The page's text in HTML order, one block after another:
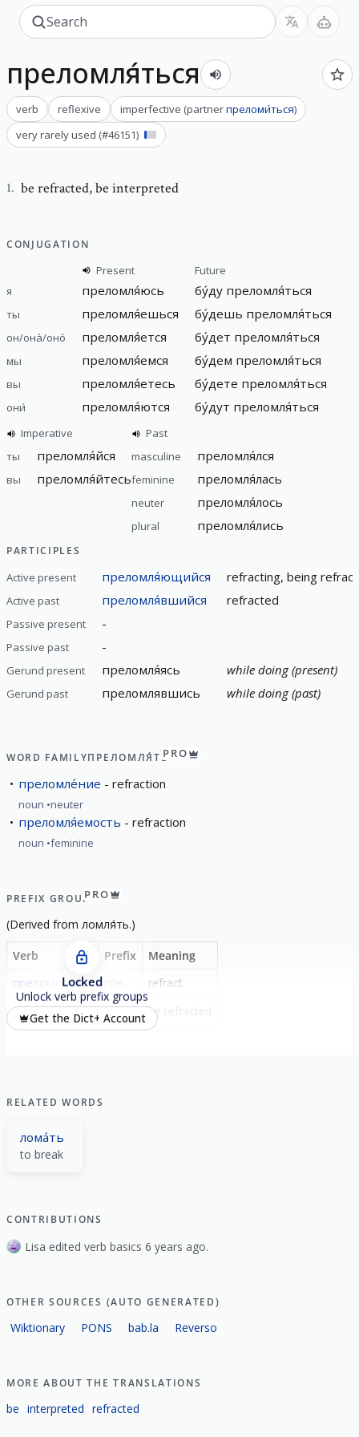
преломля́ться
verb reflexive imperfective (partnerпреломи́ться)
very rarely used (#46151)
1. be refracted,be interpreted
CONJUGATION
Present
Future
я
преломля́юсь бу́ду преломля́ться
ты преломля́ешься бу́дешь преломля́ться
он/она́/оно́ преломля́ется бу́дет преломля́ться
мы преломля́емся бу́дем преломля́ться
вы преломля́етесь бу́дете преломля́ться
они́ преломля́ются бу́дут преломля́ться
Imperative
ты
преломля́йся
вы преломля́йтесь
Past
masculine
преломля́лся
feminine преломля́лась
neuter преломля́лось
plural преломля́лись
PARTICIPLES
Active present преломля́ющийся refracting, being
Active past преломля́вшийся refracted
Passive present -
Passive past -
Gerund present преломля́ясь while doing (present)
Gerund past преломлявшись while doing (past)
WORD FAMILYПРЕЛОМЛЯ́ТЬPRO
преломле́ние refraction
noun neuter
преломля́емость refraction
noun feminine
PREFIX GROUPPRO
(Derived from ломля́ть.)
Verb Prefix
Meaning
преломля́ть
refract
преломля́ться
- be refracted
Locked
Unlock verb prefix groups
Get the Dict+ Account
RELATED WORDS
лома́ть
to break
CONTRIBUTIONS
Lisa edited verb basics 6 years ago.
OTHER SOURCES (AUTO GENERATED)
Wiktionary PONS bab.la Reverso
MORE ABOUT THE TRANSLATIONS
be interpreted refracted